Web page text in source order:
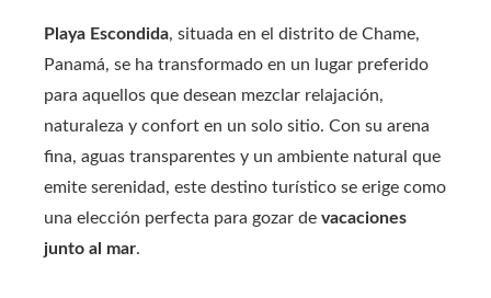
Playa Escondida, situada en el distrito de Chame,
Panamá, se ha transformado en un lugar preferido
para aquellos que desean mezclar relajación,
naturaleza y confort en un solo sitio. Con su arena
fina, aguas transparentes y un ambiente natural que
emite serenidad, este destino turístico se erige como
una elección perfecta para gozar de vacaciones
junto al mar.